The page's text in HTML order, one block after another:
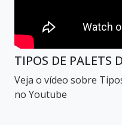
TIPOS DE PALETS
Veja o vídeo sobre
no Youtube